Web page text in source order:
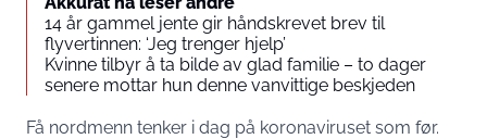
14 år gammel jente gir håndskrevet brev til
flyvertinnen: ‘Jeg trenger hjelp’
Kvinne tilbyr å ta bilde av glad familie – to dager
senere mottar hun denne vanvittige beskjeden
Få nordmenn tenker i dag på koronaviruset som før.